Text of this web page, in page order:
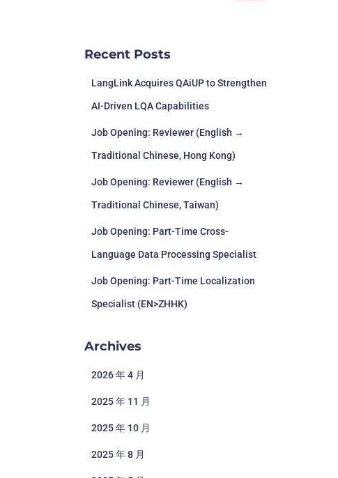
Recent Posts
LangLink Acquires QAiUP to Strengthen
AI-Driven LQA Capabilities
Job Opening: Reviewer (English →
Traditional Chinese, Hong Kong)
Job Opening: Reviewer (English →
Traditional Chinese, Taiwan)
Job Opening: Part-Time Cross-
Language Data Processing Specialist
Job Opening: Part-Time Localization
Specialist (EN>ZHHK)
Archives
2026 年 4 月
2025 年 11 月
2025 年 10 月
2025 年 8 月